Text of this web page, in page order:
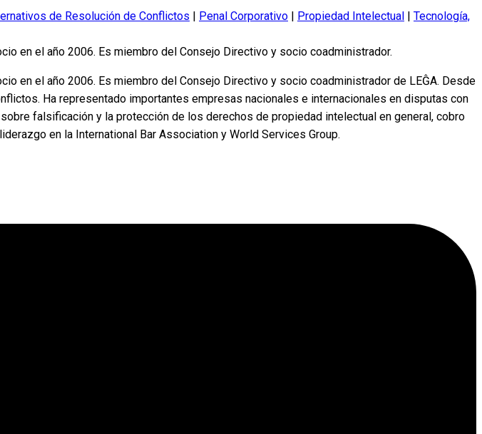
de Resolución de Conflictos | Penal Corporativo | Propiedad Intelectual | Tecnología,
en el año 2006. Es miembro del Consejo Directivo y socio coadministrador.
en el año 2006. Es miembro del Consejo Directivo y socio coadministrador de LEĜA. Desde
Ha representado importantes empresas nacionales e internacionales en disputas con
falsificación y la protección de los derechos de propiedad intelectual en general, cobro
en la International Bar Association y World Services Group.